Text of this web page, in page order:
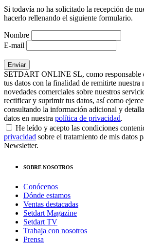
Si todavía no ha solicitado la recepción de
hacerlo rellenando el siguiente formulario.
Nombre
E-mail
SETDART ONLINE SL, como responsable
tus datos con la finalidad de remitirte nuestra
novedades comerciales sobre nuestros
rectificar y suprimir tus datos, así como
consultando la información adicional y
datos en nuestra política de privacidad.
He leído y acepto las condiciones
privacidad sobre el tratamiento de mis datos
Newsletter.
SOBRE NOSOTROS
Conócenos
Dónde estamos
Ventas destacadas
Setdart Magazine
Setdart TV
Trabaja con nosotros
Prensa